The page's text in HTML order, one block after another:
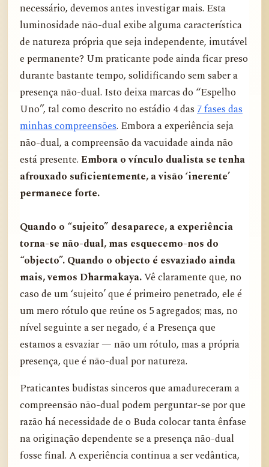
necessário, devemos antes investigar mais. Esta
luminosidade não-dual exibe alguma característica
de natureza própria que seja independente, imutável
e permanente? Um praticante pode ainda ficar preso
durante bastante tempo, solidificando sem saber a
presença não-dual. Isto deixa marcas do “Espelho
Uno”, tal como descrito no estádio 4 das7 fases das
minhas compreensões. Embora a experiência seja
não-dual, a compreensão da vacuidade ainda não
está presente. Embora o vínculo dualista se tenha
afrouxado suficientemente, a visão ‘inerente’
permanece forte.
Quando o “sujeito” desaparece, a experiência
torna-se não-dual, mas esquecemo-nos do
“objecto”. Quando o objecto é esvaziado ainda
mais, vemos Dharmakaya.Vê claramente que, no
caso de um ‘sujeito’ que é primeiro penetrado, ele é
um mero rótulo que reúne os 5 agregados; mas, no
nível seguinte a ser negado, é a Presença que
estamos a esvaziar — não um rótulo, mas a própria
presença, que é não-dual por natureza.
Praticantes budistas sinceros que amadureceram a
compreensão não-dual podem perguntar-se por que
razão há necessidade de o Buda colocar tanta ênfase
na originação dependente se a presença não-dual
fosse final. A experiência continua a ser vedântica,